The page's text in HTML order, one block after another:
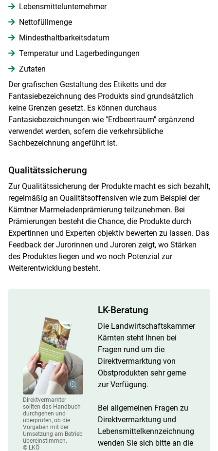
Lebensmittelunternehmer
Nettofüllmenge
Mindesthaltbarkeitsdatum
Temperatur und Lagerbedingungen
Zutaten
Der grafischen Gestaltung des Etiketts und der
Fantasiebezeichnung des Produkts sind grundsätzlich
keine Grenzen gesetzt. Es können durchaus
Fantasiebezeichnungen wie "Erdbeertraum" ergänzend
verwendet werden, sofern die verkehrsübliche
Sachbezeichnung angeführt ist.
Qualitätssicherung
Zur Qualitätssicherung der Produkte macht es sich bezahlt,
regelmäßig an Qualitätsoffensiven wie zum Beispiel der
Kärntner Marmeladenprämierung teilzunehmen. Bei
Prämierungen besteht die Chance, die Produkte durch
Expertinnen und Experten objektiv bewerten zu lassen. Das
Feedback der Jurorinnen und Juroren zeigt, wo Stärken
des Produktes liegen und wo noch Potenzial zur
Weiterentwicklung besteht.
Direktvermarkter
sollten das Handbuch
durchgehen und
überprüfen, ob die
Vorgaben mit der
Umsetzung am Betrieb
übereinstimmen.
© LKÖ
LK-Beratung
Die Landwirtschaftskammer
Kärnten steht Ihnen bei
Fragen rund um die
Direktvermarktung von
Obstprodukten sehr gerne
zur Verfügung.
Bei allgemeinen Fragen zu
Direktvermarktung und
Lebensmittelkennzeichnung
wenden Sie sich bitte an die